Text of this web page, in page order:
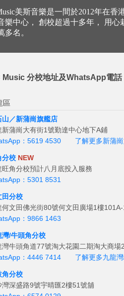
美斯音樂是一間於2012年在香
樂中心， 創校超過十多年， 用心
多名。
Music 分校地址及WhatsApp電話
區
山／新蒲崗旗艦店
新蒲崗大有街1號勤達中心地下A鋪
：5619 4530
了解更多新蒲
分校 NEW
旺角分校預計八月底投入服務
：5301 8531
田分校
何文田佛光街80號何文田廣場1樓
：9866 1463
灣/牛頭角分校
灣牛頭角道77號淘大花園二期淘大商
：4446 7414
了解更多九龍
角分校
灣深盛路9號宇晴匯2樓51號舖